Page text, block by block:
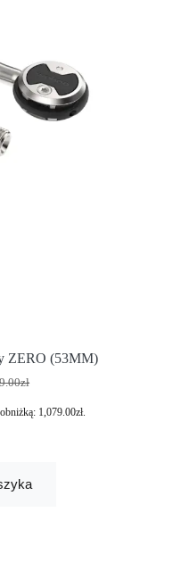
ZERO (53MM)
zł
1,079.00zł.